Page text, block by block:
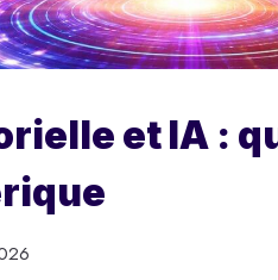
et IA :